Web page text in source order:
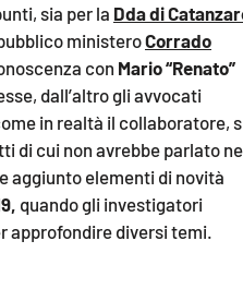
sia per la Dda di
ministeroCorrado
con Mario “Renato”
dall’altro gli avvocati
in realtà il collaboratore,
di cui non avrebbe parlato
aggiunto elementi di novità
quando gli investigatori
approfondire diversi temi.